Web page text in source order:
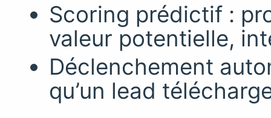
Scoring prédictif :
valeur potentielle,
Déclenchement
qu’un lead